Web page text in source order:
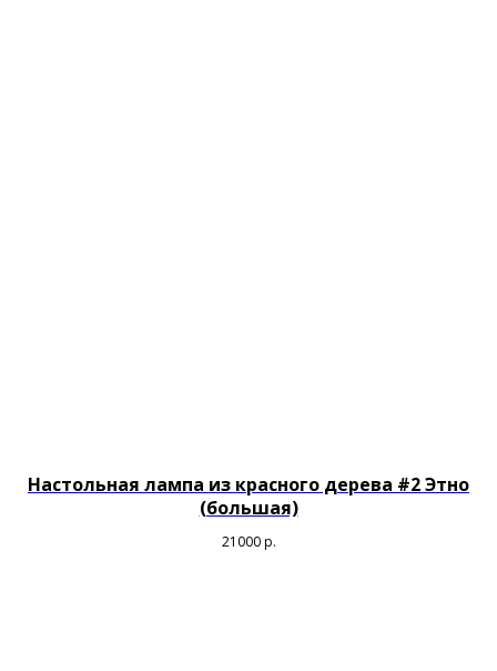
Настольная лампа из красного дерева #2 Этно
(большая)
21000 р.